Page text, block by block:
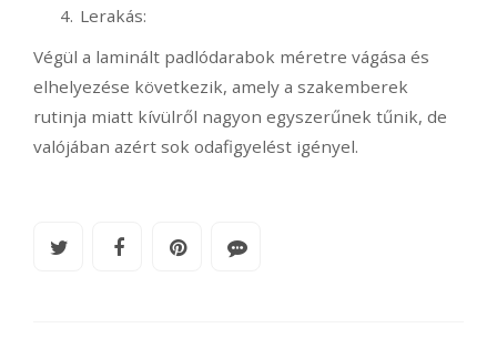
Lerakás:
Végül a laminált padlódarabok méretre vágása és
elhelyezése következik, amely a szakemberek
rutinja miatt kívülről nagyon egyszerűnek tűnik, de
valójában azért sok odafigyelést igényel.